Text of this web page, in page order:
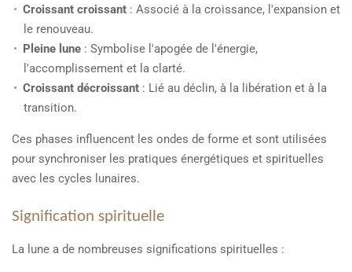
Croissant croissant : Associé à la croissance, l'expansion et
le renouveau.
Pleine lune : Symbolise l'apogée de l'énergie,
l'accomplissement et la clarté.
Croissant décroissant : Lié au déclin, à la libération et à la
transition.
Ces phases influencent les ondes de forme et sont utilisées
pour synchroniser les pratiques énergétiques et spirituelles
avec les cycles lunaires.
Signification spirituelle
La lune a de nombreuses significations spirituelles :